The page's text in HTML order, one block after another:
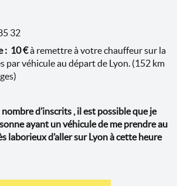
32
: 10€à remettre à votre chauffeur sur la
par véhicule au départ de Lyon. (152 km
d’inscrits , il est possible que je
ayant un véhicule de me prendre au
laborieux d’aller sur Lyon à cette heure